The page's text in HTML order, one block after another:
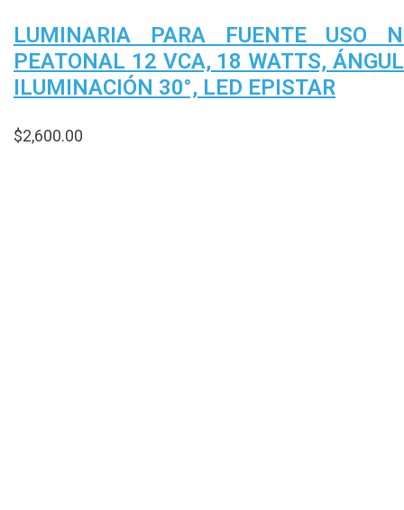
LUMINARIA PARA FUENTE USO
PEATONAL 12 VCA, 18 WATTS,
ILUMINACIÓN 30°, LED EPISTAR
$2,600.00